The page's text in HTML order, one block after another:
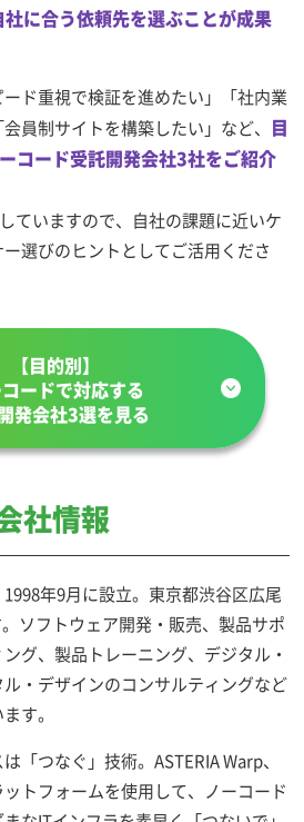
社に合う依頼先を選ぶことが成果
ド重視で検証を進めたい」「社内業
員制サイトを構築したい」など、 目
コード受託開発会社3社をご紹介
していますので、自社の課題に近いケ
選びのヒントとしてご活用くださ
【目的別】
ードで対応する
発会社3選を見る
社情報
年9月に設立。東京都渋谷区広尾
ソフトウェア開発・販売、製品サポ
グ、製品トレーニング、デジタル・
・デザインのコンサルティングなど
す。
「つなぐ」技術。ASTERIA Warp、
トフォームを使用して、ノーコード